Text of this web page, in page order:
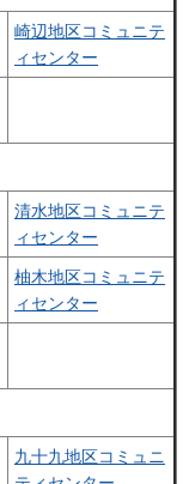
崎辺地区コミュニテ
ィセンター
清水地区コミュニテ
ィセンター
柚木地区コミュニテ
ィセンター
九十九地区コミュニ